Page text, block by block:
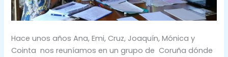
Hace unos años Ana, Emi, Cruz, Joaquín, Mónica y
Cointa nos reuníamos en un grupo de Coruña dónde